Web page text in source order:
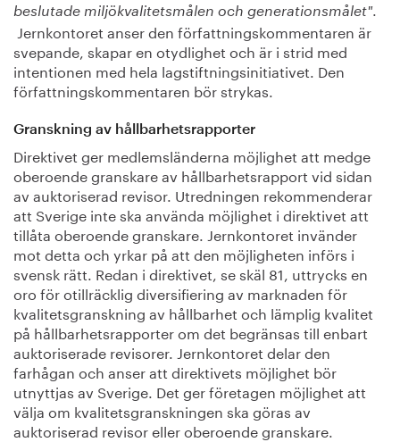
beslutade miljökvalitetsmålen och generationsmålet".
Jernkontoret anser den författningskommentaren är
svepande, skapar en otydlighet och är i strid med
intentionen med hela lagstiftningsinitiativet. Den
författningskommentaren bör strykas.
Granskning av hållbarhetsrapporter
Direktivet ger medlemsländerna möjlighet att medge
oberoende granskare av hållbarhetsrapport vid sidan
av auktoriserad revisor. Utredningen rekommenderar
att Sverige inte ska använda möjlighet i direktivet att
tillåta oberoende granskare. Jernkontoret invänder
mot detta och yrkar på att den möjligheten införs i
svensk rätt. Redan i direktivet, se skäl 81, uttrycks en
oro för otillräcklig diversifiering av marknaden för
kvalitetsgranskning av hållbarhet och lämplig kvalitet
på hållbarhetsrapporter om det begränsas till enbart
auktoriserade revisorer. Jernkontoret delar den
farhågan och anser att direktivets möjlighet bör
utnyttjas av Sverige. Det ger företagen möjlighet att
välja om kvalitetsgranskningen ska göras av
auktoriserad revisor eller oberoende granskare.